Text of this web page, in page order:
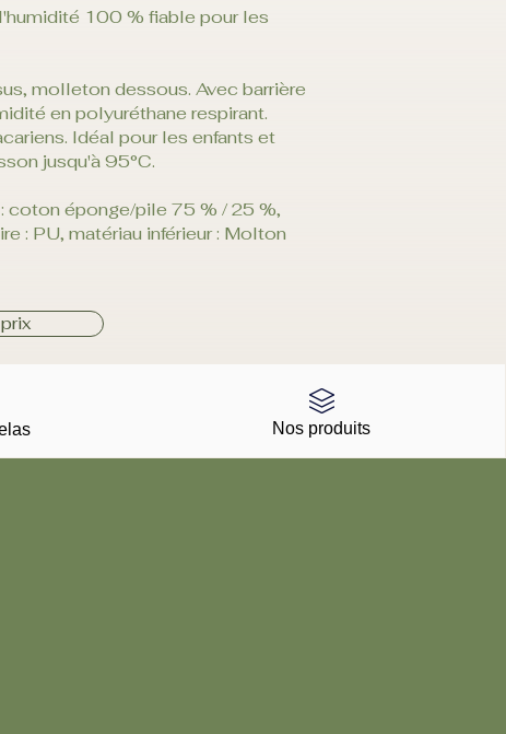
100 % fiable pour les
molleton dessous. Avec barrière
en polyuréthane respirant.
Idéal pour les enfants et
jusqu'à 95°C.
coton éponge/pile 75 % / 25 %,
: PU, matériau inférieur : Molton
Nos produits